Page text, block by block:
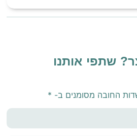
שתפי אותנו
החובה מסומנים ב- *